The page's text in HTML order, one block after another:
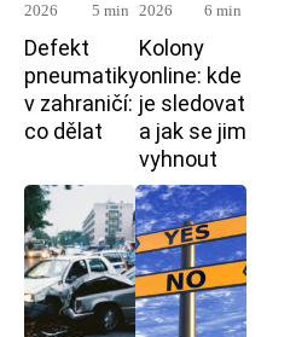
2026
5 min
Defekt
pneumatiky
v zahraničí:
co dělat
2026
6 min
Kolony
online: kde
je sledovat
a jak se jim
vyhnout